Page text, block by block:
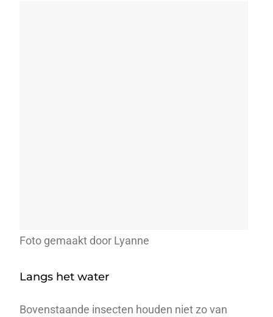
Foto gemaakt door Lyanne
Langs het water
Bovenstaande insecten houden niet zo van